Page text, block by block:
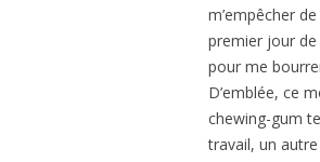
m’empêcher
premier jour de
pour me
D’emblée, ce
chewing-gum
travail, un